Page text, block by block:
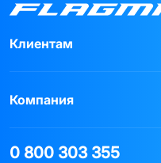
Клиентам
Компания
0 800 303 355